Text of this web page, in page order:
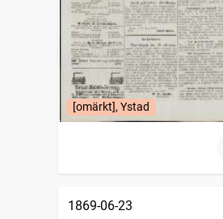
[omärkt], Ystad
1869-06-23